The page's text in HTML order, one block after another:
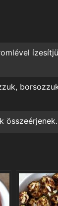
összeérjenek.